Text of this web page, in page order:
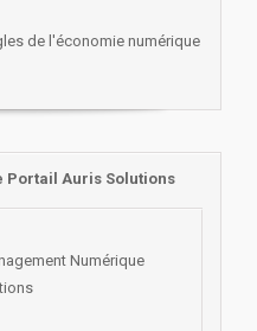
de l'économie numérique
Portail Auris Solutions
Numérique